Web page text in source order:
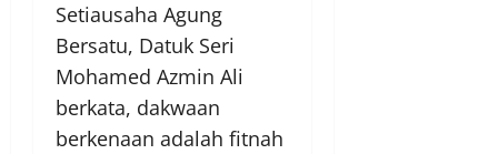
Setiausaha Agung
Bersatu, Datuk Seri
Mohamed Azmin Ali
berkata, dakwaan
berkenaan adalah fitnah